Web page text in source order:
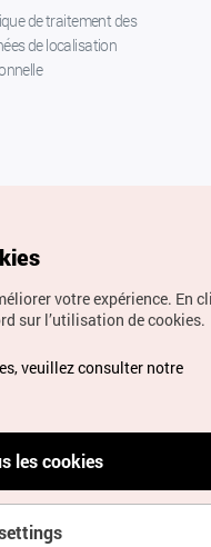
de traitement des
de localisation
en Corée.
de renseignements,
votre expérience. En
sur l’utilisation de cookies.
veuillez consulter notre
les cookies